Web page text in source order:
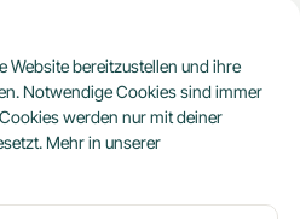
Shops
Website bereitzustellen und ihre
Notwendige Cookies sind immer
werden nur mit deiner
Mehr in unserer